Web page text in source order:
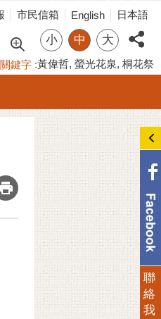
市民信箱 English 日本語
小 中 大
鍵字 黃偉哲 螢光花泉 桐花祭
聯
絡
我